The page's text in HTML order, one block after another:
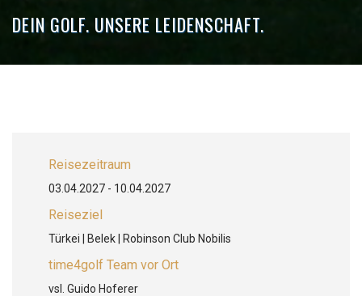
DEIN GOLF. UNSERE LEIDENSCHAFT.
Reisezeitraum
03.04.2027 - 10.04.2027
Reiseziel
Türkei | Belek | Robinson Club Nobilis
time4golf Team vor Ort
vsl. Guido Hoferer